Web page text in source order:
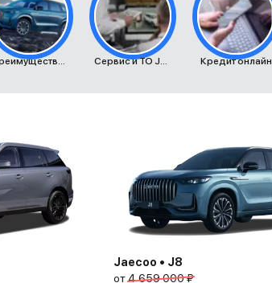
Преимущества автомобилей Jaecoo Сервис и ТО Jaecoo Кредит онлайн
Jaecoo • J8
от4 659 000 ₽